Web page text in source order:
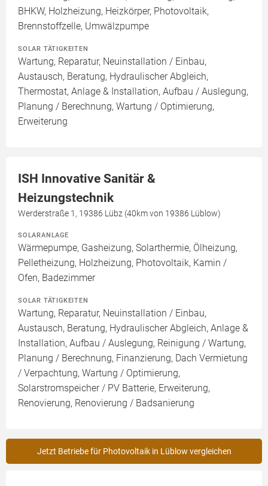
BHKW, Holzheizung, Heizkörper, Photovoltaik,
Brennstoffzelle, Umwälzpumpe
SOLAR TÄTIGKEITEN
Wartung, Reparatur, Neuinstallation / Einbau,
Austausch, Beratung, Hydraulischer Abgleich,
Thermostat, Anlage & Installation, Aufbau / Auslegung,
Planung / Berechnung, Wartung / Optimierung,
Erweiterung
ISH Innovative Sanitär &
Heizungstechnik
Werderstraße 1, 19386 Lübz (40km von 19386 Lüblow)
SOLARANLAGE
Wärmepumpe, Gasheizung, Solarthermie, Ölheizung,
Pelletheizung, Holzheizung, Photovoltaik, Kamin /
Ofen, Badezimmer
SOLAR TÄTIGKEITEN
Wartung, Reparatur, Neuinstallation / Einbau,
Austausch, Beratung, Hydraulischer Abgleich, Anlage &
Installation, Aufbau / Auslegung, Reinigung / Wartung,
Planung / Berechnung, Finanzierung, Dach Vermietung
/ Verpachtung, Wartung / Optimierung,
Solarstromspeicher / PV Batterie, Erweiterung,
Renovierung, Renovierung / Badsanierung
Jetzt Betriebe für Photovoltaik in Lüblow vergleichen